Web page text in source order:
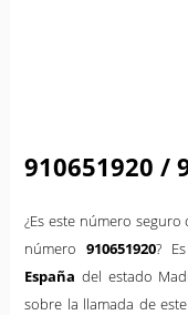
910651920 /
¿Es este número
número910651920?
España del estado
sobre la llamada de